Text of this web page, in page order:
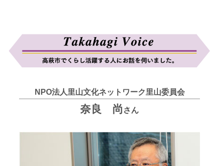
NPO法人里山文化ネットワーク里山委員会
奈良 尚 さん